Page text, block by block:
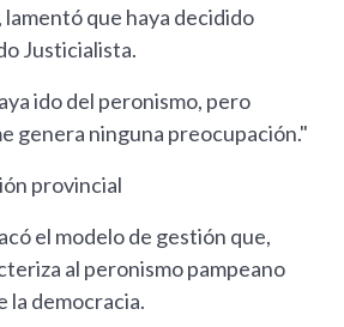
que haya decidido
Justicialista.
ido del peronismo, pero
genera ninguna preocupación."
provincial
el modelo de gestión que,
al peronismo pampeano
la democracia.